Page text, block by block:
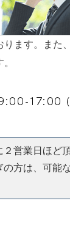
ます。また
営業日ほど
方は、可能